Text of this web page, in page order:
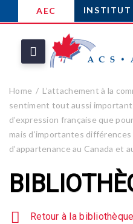
AEC INSTITUT
Home
L’attachement à la
sentiment tout aussi
d’expression française que
mais d’importantes
d’appartenance au Canada et
Retour à la